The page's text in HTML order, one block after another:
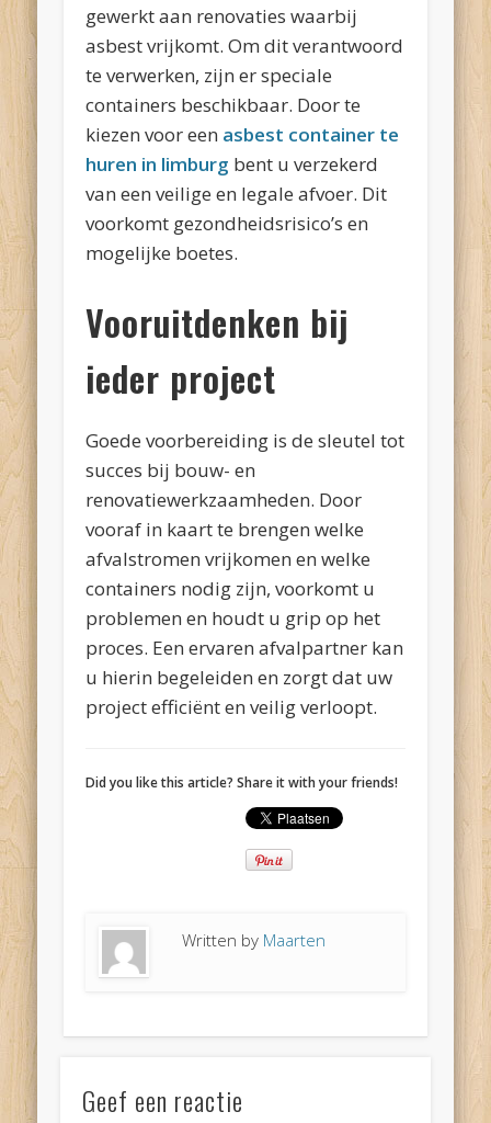
gewerkt aan renovaties waarbij
asbest vrijkomt. Om dit verantwoord
te verwerken, zijn er speciale
containers beschikbaar. Door te
kiezen voor een asbest container te
huren in limburg bent u verzekerd
van een veilige en legale afvoer. Dit
voorkomt gezondheidsrisico’s en
mogelijke boetes.
Vooruitdenken bij
ieder project
Goede voorbereiding is de sleutel tot
succes bij bouw- en
renovatiewerkzaamheden. Door
vooraf in kaart te brengen welke
afvalstromen vrijkomen en welke
containers nodig zijn, voorkomt u
problemen en houdt u grip op het
proces. Een ervaren afvalpartner kan
u hierin begeleiden en zorgt dat uw
project efficiënt en veilig verloopt.
Did you like this article? Share it with your friends!
Written by Maarten
Geef een reactie